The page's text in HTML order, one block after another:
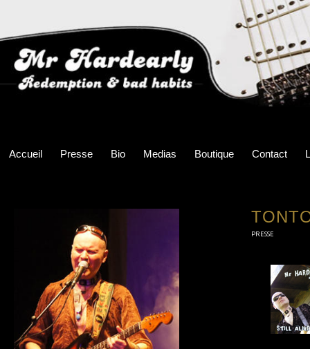
Accueil Presse Bio Medias Boutique Contact
PRESSE